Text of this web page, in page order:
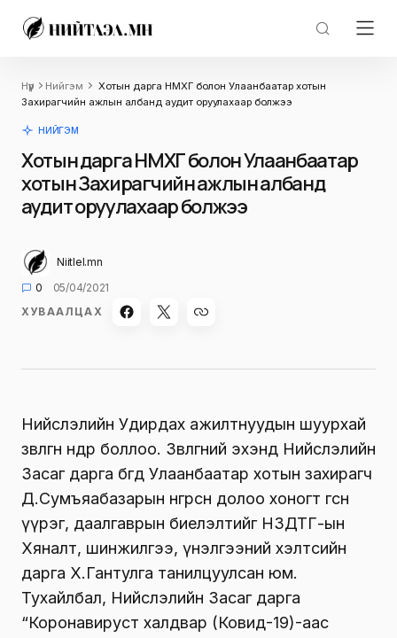
Нүүр Нийгэм
Хотын дарга НМХГ болон Улаанбаатар хотын
Захирагчийн ажлын албанд аудит оруулахаар болжээ
НИЙГЭМ
Хотын дарга НМХГ болон Улаанбаатар
хотын Захирагчийн ажлын албанд
аудит оруулахаар болжээ
Niitlel.mn
0
05/04/2021
ХУВААЛЦАХ
Нийслэлийн Удирдах ажилтнуудын шуурхай
зөвлөгөөн өнөөдөр боллоо. Зөвлөгөөний эхэнд Нийслэлийн
Засаг дарга бөгөөд Улаанбаатар хотын захирагч
Д.Сумъяабазарын өнгөрсөн долоо хоногт өгсөн
үүрэг, даалгаврын биелэлтийг НЗДТГ-ын
Хяналт, шинжилгээ, үнэлгээний хэлтсийн
дарга Х.Гантулга танилцуулсан юм.
Тухайлбал, Нийслэлийн Засаг дарга
“Коронавируст халдвар (Ковид-19)-аас